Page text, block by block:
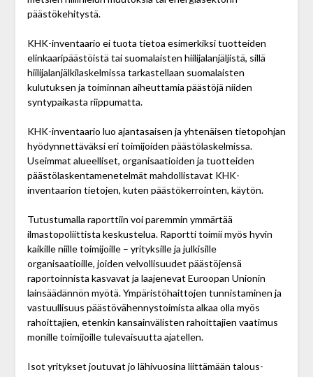
päästökehitystä.
KHK-inventaario ei tuota tietoa esimerkiksi tuotteiden
elinkaaripäästöistä tai suomalaisten hiili­jalanjäljistä, sillä
hiilijalanjälkilaskelmissa tarkastellaan suomalaisten
kulutuksen ja toiminnan aiheuttamia päästöjä niiden
syntypaikasta riippumatta.
KHK-inventaario luo ajantasaisen ja yhtenäisen tietopohjan
hyödynnettäväksi eri toimijoiden päästö­laskelmissa.
Useimmat alueelliset, organisaatioiden ja tuotteiden
päästölaskentamenetelmät mahdollistavat KHK-
inventaarion tietojen, kuten päästö­kerrointen, käytön.
Tutustumalla raporttiin voi paremmin ymmärtää
ilmastopoliittista keskustelua. Raportti toimii myös hyvin
kaikille niille toimijoille – yrityksille ja julkisille
organisaatioille, joiden velvollisuudet päästöjensä
raportoinnista kasvavat ja laajenevat Euroopan Unionin
lainsäädännön myötä. Ympäristöhaittojen tunnistaminen ja
vastuullisuus päästövähennystoimista alkaa olla myös
rahoittajien, etenkin kansainvälisten rahoittajien vaatimus
monille toimijoille tulevaisuutta ajatellen.
Isot yritykset joutuvat jo lähivuosina liittämään talous­